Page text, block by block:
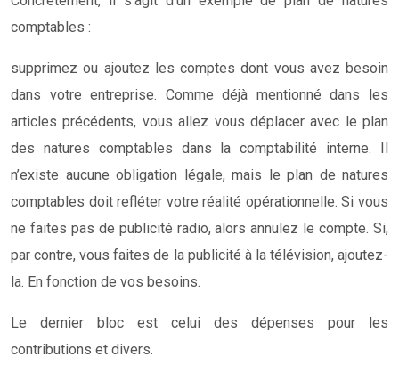
comptables :
supprimez ou ajoutez les comptes dont vous avez besoin
dans votre entreprise. Comme déjà mentionné dans les
articles précédents, vous allez vous déplacer avec le plan
des natures comptables dans la comptabilité interne. Il
n’existe aucune obligation légale, mais le plan de natures
comptables doit refléter votre réalité opérationnelle. Si vous
ne faites pas de publicité radio, alors annulez le compte. Si,
par contre, vous faites de la publicité à la télévision, ajoutez-
la. En fonction de vos besoins.
Le dernier bloc est celui des dépenses pour les
contributions et divers.